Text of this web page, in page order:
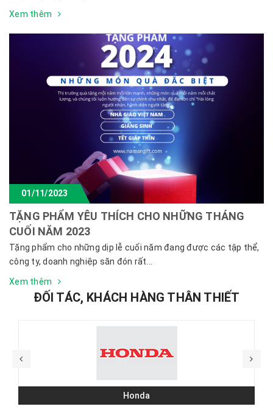
Xem thêm
01/11/2023
TẶNG PHẨM YÊU THÍCH CHO NHỮNG THÁNG
CUỐI NĂM 2023
Tặng phẩm cho những dịp lễ cuối năm đang được các tập thể,
công ty, doanh nghiệp săn đón rất...
Xem thêm
ĐỐI TÁC, KHÁCH HÀNG THÂN THIẾT
Honda